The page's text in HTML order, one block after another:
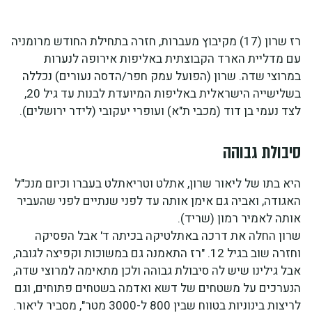
רז שרון (17) מקיבוץ מעברות, חזרה בתחילת החודש מרומניה
עם מדליית הארד הקבוצתית באליפות אירופה לנערות
במרוצי שדה. שרון (הפועל עמק חפר/הדסה נעורים) נכללה
בשלישייה הישראלית באליפות המיועדת לבנות עד גיל 20,
לצד נעמי בן דוד (מכבי ת"א) ועופרי יעקובי (לידר ירושלים).
סיבולת גבוהה
היא בתו של ליאור שרון, אתלט וטריאתלט בעברו וכיום מנכ"ל
האגודה, ואביה גם אימן אותה עד לפני שנתיים לפני שהעביר
אותה לאמיר רמון (שריד).
שרון החלה את דרכה באתלטיקה בכיתה ד' אבל הפסיקה
וחזרה שוב בגיל 12. "רז התאמנה גם במשוכות וקפיצה לגובה,
אבל גילינו שיש לה סיבולת גבוהה ולכן מתאימה למרוצי שדה,
הנערכים על משטחים של דשא ואדמה בשטחים פתוחים, וגם
לריצות בינוניות בטווח שבין 800 ל-3000 מטר", מסביר ליאור.